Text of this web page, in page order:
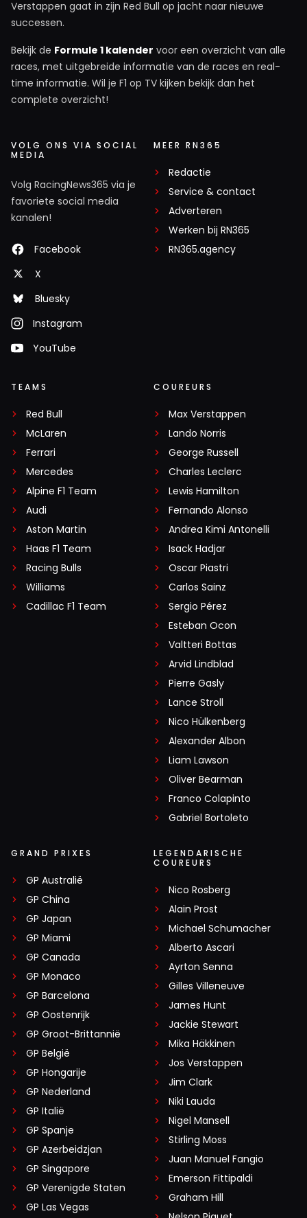
Verstappen gaat in zijn Red Bull op jacht naar nieuwe
successen.
Bekijk de Formule 1 kalender voor een overzicht van alle
races, met uitgebreide informatie van de races en real-
time informatie. Wil je F1 op TV kijken bekijk dan het
complete overzicht!
VOLG ONS VIA SOCIAL
MEDIA
Volg RacingNews365 via je
favoriete social media
kanalen!
Facebook
X
Bluesky
Instagram
YouTube
MEER RN365
Redactie
Service & contact
Adverteren
Werken bij RN365
RN365.agency
TEAMS
Red Bull
McLaren
Ferrari
Mercedes
Alpine F1 Team
Audi
Aston Martin
Haas F1 Team
Racing Bulls
Williams
Cadillac F1 Team
COUREURS
Max Verstappen
Lando Norris
George Russell
Charles Leclerc
Lewis Hamilton
Fernando Alonso
Andrea Kimi Antonelli
Isack Hadjar
Oscar Piastri
Carlos Sainz
Sergio Pérez
Esteban Ocon
Valtteri Bottas
Arvid Lindblad
Pierre Gasly
Lance Stroll
Nico Hülkenberg
Alexander Albon
Liam Lawson
Oliver Bearman
Franco Colapinto
Gabriel Bortoleto
GRAND PRIXES
GP Australië
GP China
GP Japan
GP Miami
GP Canada
GP Monaco
GP Barcelona
GP Oostenrijk
GP Groot-Brittannië
GP België
GP Hongarije
GP Nederland
GP Italië
GP Spanje
GP Azerbeidzjan
GP Singapore
GP Verenigde Staten
GP Las Vegas
LEGENDARISCHE
COUREURS
Nico Rosberg
Alain Prost
Michael Schumacher
Alberto Ascari
Ayrton Senna
Gilles Villeneuve
James Hunt
Jackie Stewart
Mika Häkkinen
Jos Verstappen
Jim Clark
Niki Lauda
Nigel Mansell
Stirling Moss
Juan Manuel Fangio
Emerson Fittipaldi
Graham Hill